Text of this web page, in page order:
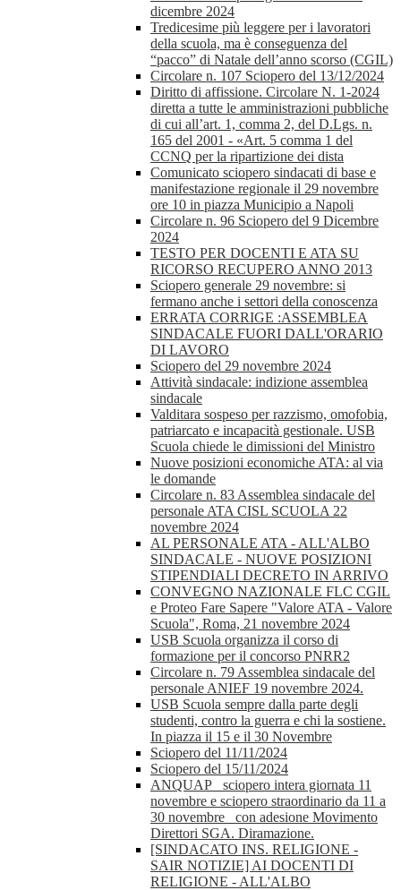
dicembre 2024
Tredicesime più leggere per i lavoratori
della scuola, ma è conseguenza del
“pacco” di Natale dell’anno scorso (CGIL)
Circolare n. 107 Sciopero del 13/12/2024
Diritto di affissione. Circolare N. 1-2024
diretta a tutte le amministrazioni pubbliche
di cui all’art. 1, comma 2, del D.Lgs. n.
165 del 2001 - «Art. 5 comma 1 del
CCNQ per la ripartizione dei dista
Comunicato sciopero sindacati di base e
manifestazione regionale il 29 novembre
ore 10 in piazza Municipio a Napoli
Circolare n. 96 Sciopero del 9 Dicembre
2024
TESTO PER DOCENTI E ATA SU
RICORSO RECUPERO ANNO 2013
Sciopero generale 29 novembre: si
fermano anche i settori della conoscenza
ERRATA CORRIGE :ASSEMBLEA
SINDACALE FUORI DALL'ORARIO
DI LAVORO
Sciopero del 29 novembre 2024
Attività sindacale: indizione assemblea
sindacale
Valditara sospeso per razzismo, omofobia,
patriarcato e incapacità gestionale. USB
Scuola chiede le dimissioni del Ministro
Nuove posizioni economiche ATA: al via
le domande
Circolare n. 83 Assemblea sindacale del
personale ATA CISL SCUOLA 22
novembre 2024
AL PERSONALE ATA - ALL'ALBO
SINDACALE - NUOVE POSIZIONI
STIPENDIALI DECRETO IN ARRIVO
CONVEGNO NAZIONALE FLC CGIL
e Proteo Fare Sapere "Valore ATA - Valore
Scuola", Roma, 21 novembre 2024
USB Scuola organizza il corso di
formazione per il concorso PNRR2
Circolare n. 79 Assemblea sindacale del
personale ANIEF 19 novembre 2024.
USB Scuola sempre dalla parte degli
studenti, contro la guerra e chi la sostiene.
In piazza il 15 e il 30 Novembre
Sciopero del 11/11/2024
Sciopero del 15/11/2024
ANQUAP_ sciopero intera giornata 11
novembre e sciopero straordinario da 11 a
30 novembre_ con adesione Movimento
Direttori SGA. Diramazione.
[SINDACATO INS. RELIGIONE -
SAIR NOTIZIE] AI DOCENTI DI
RELIGIONE - ALL'ALBO